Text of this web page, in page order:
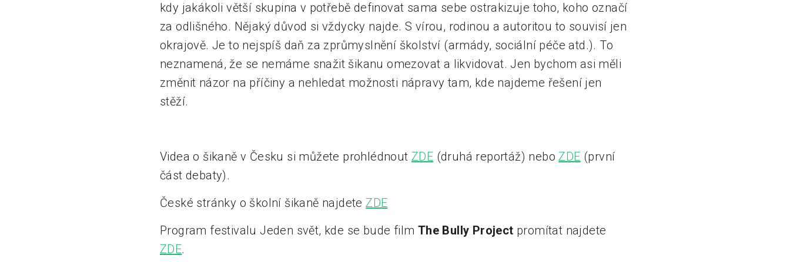
kdy jakákoli větší skupina v potřebě definovat sama sebe ostrakizuje toho, koho označí
za odlišného. Nějaký důvod si vždycky najde. S vírou, rodinou a autoritou to souvisí jen
okrajově. Je to nejspíš daň za zprůmyslnění školství (armády, sociální péče atd.). To
neznamená, že se nemáme snažit šikanu omezovat a likvidovat. Jen bychom asi měli
změnit názor na příčiny a nehledat možnosti nápravy tam, kde najdeme řešení jen
stěží.
Videa o šikaně v Česku si můžete prohlédnout ZDE (druhá reportáž) neboZDE (první
část debaty).
České stránky o školní šikaně najdeteZDE
Program festivalu Jeden svět, kde se bude film The Bully Project promítat najdete
ZDE.